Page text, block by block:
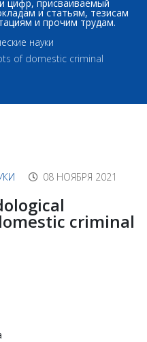
цифр, присваиваемый
и статьям, тезисам
и прочим трудам.
науки
of domestic criminal
08 НОЯБРЯ 2021
criminal